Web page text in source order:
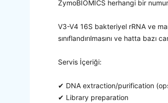
ZymoBIOMICS herhangi bir
V3-V4 16S bakteriyel rRNA ve
sınıflandırılmasını ve hatta bazı
Servis İçeriği:
✔ DNA extraction/purification
✔ Library preparation